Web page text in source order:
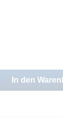
In den